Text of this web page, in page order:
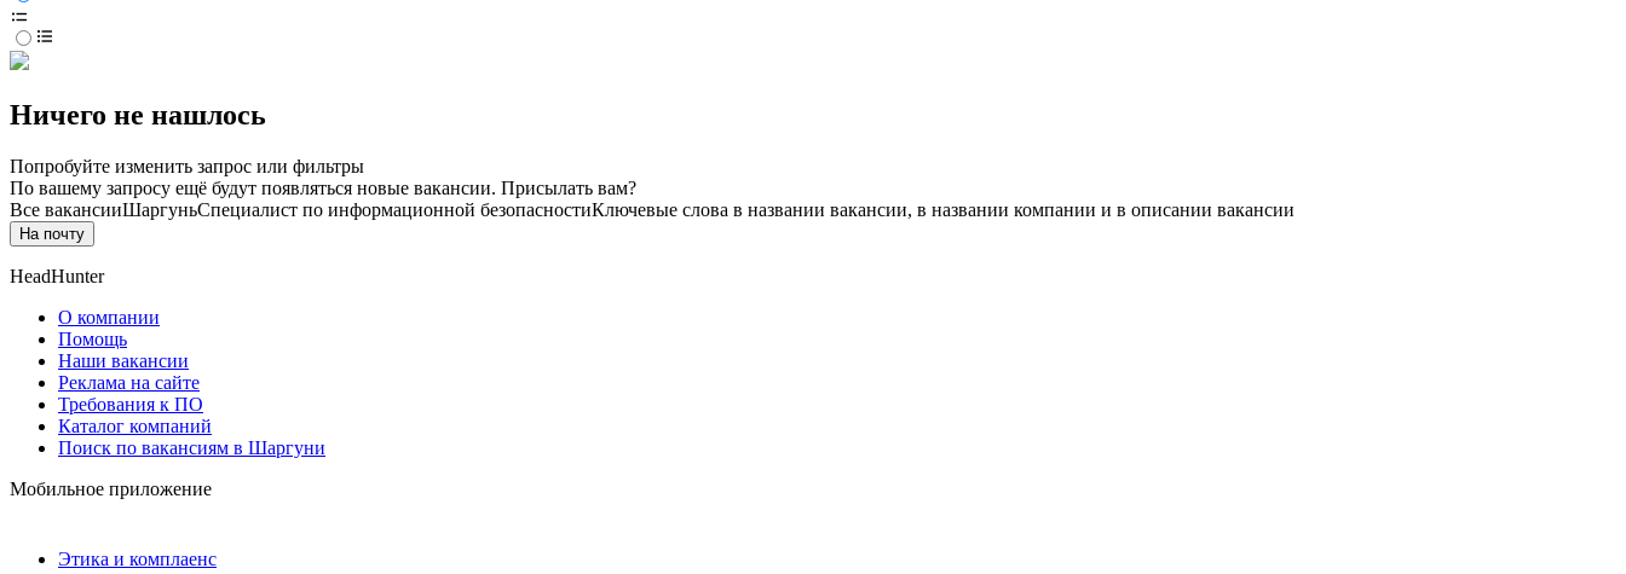
Ничего не нашлось
Попробуйте изменить запрос или фильтры
По вашему запросу ещё будут появляться новые вакансии. Присылать вам?
Все вакансииШаргуньСпециалист по информационной безопасностиКлючевые слова в названии вакансии, в названии компании и в описании вакансии
На почту
HeadHunter
О компании
Помощь
Наши вакансии
Реклама на сайте
Требования к ПО
Каталог компаний
Поиск по вакансиям в Шаргуни
Мобильное приложение
Этика и комплаенс